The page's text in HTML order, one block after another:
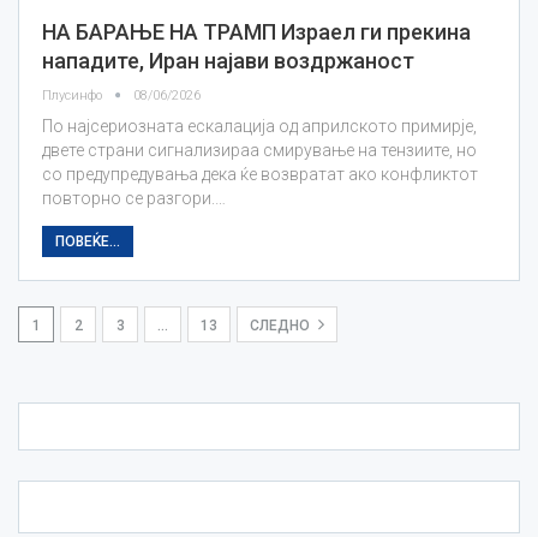
НА БАРАЊЕ НА ТРАМП Израел ги прекина
нападите, Иран најави воздржаност
Плусинфо 08/06/2026
По најсериозната ескалација од априлското примирје,
двете страни сигнализираа смирување на тензиите, но
со предупредувања дека ќе возвратат ако конфликтот
повторно се разгори.…
ПОВЕЌЕ...
1 2 3 13 СЛЕДНО